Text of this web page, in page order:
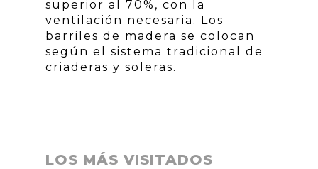
superior al 70%, con la
ventilación necesaria. Los
barriles de madera se colocan
según el sistema tradicional de
criaderas y soleras.
LOS MÁS VISITADOS